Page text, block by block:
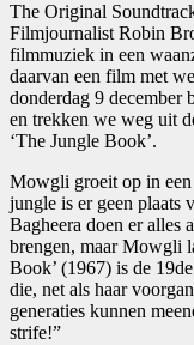
The Original
Filmjournalist Robin
filmmuziek in een
daarvan een film met
donderdag 9 december
en trekken we weg uit
‘The Jungle Book’.
Mowgli groeit op in
jungle is er geen plaats
Bagheera doen er alles
brengen, maar Mowgli
Book’ (1967) is de
die, net als haar
generaties kunnen
strife!”